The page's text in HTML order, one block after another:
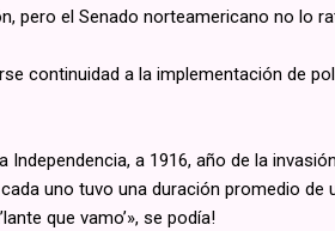
pero el Senado norteamericano no lo
continuidad a la implementación de
Independencia, a 1916, año de la
uno tuvo una duración promedio de
que vamo’», se podía!